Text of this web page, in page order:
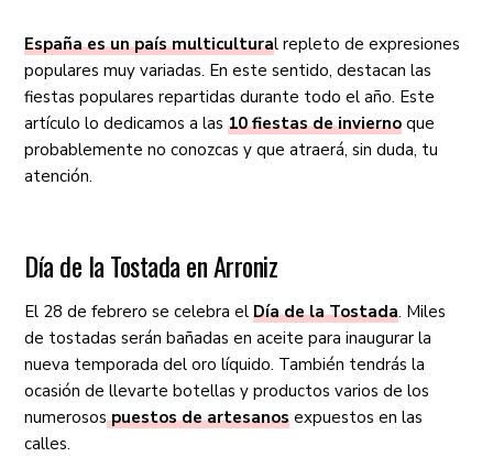
España es un país multicultural repleto de expresiones
populares muy variadas. En este sentido, destacan las
fiestas populares repartidas durante todo el año. Este
artículo lo dedicamos a las10 fiestas de invierno que
probablemente no conozcas y que atraerá, sin duda, tu
atención.
Día de la Tostada en Arroniz
El 28 de febrero se celebra elDía de la Tostada. Miles
de tostadas serán bañadas en aceite para inaugurar la
nueva temporada del oro líquido. También tendrás la
ocasión de llevarte botellas y productos varios de los
numerosospuestos de artesanos expuestos en las
calles.